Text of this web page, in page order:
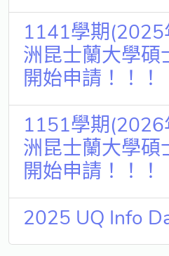
1141學期(2025
洲昆士蘭大學碩
開始申請！！！
1151學期(2026
洲昆士蘭大學碩
開始申請！！！
2025 UQ Info